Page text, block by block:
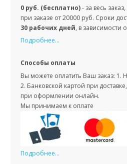
0 руб. (бесплатно)- за весь
при заказе от 20000 руб. Сроки
30 рабочих дней, в зависимости
Подробнее...
Способы оплаты
Вы можете оплатить Ваш заказ: 1.
2. Банковской картой при
при оформлении онлайн.
Мы принимаем к оплате
Подробнее...